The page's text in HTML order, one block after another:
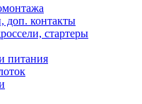
доп. контакты
стартеры
питания